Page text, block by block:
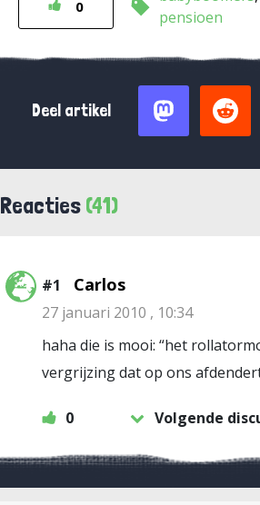
0
pensioen
Deel artikel
Reacties (41)
#1 Carlos
27 januari 2010 , 10:34
haha die is mooi: “het
vergrijzing dat op ons
0 Volgende